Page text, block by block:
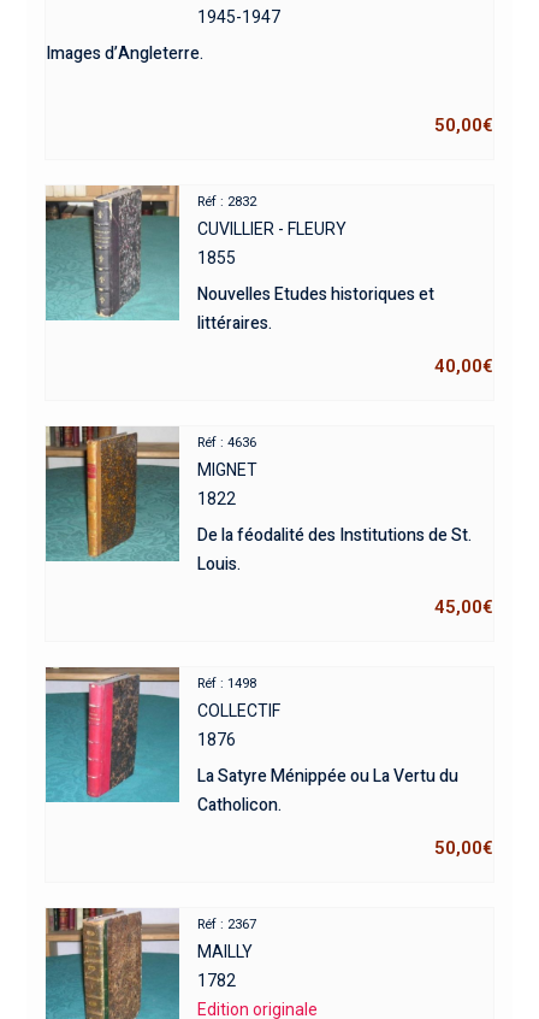
1945-1947
Images d’Angleterre.
50,00€
Réf : 2832
CUVILLIER - FLEURY
1855
Nouvelles Etudes historiques et
littéraires.
40,00€
Réf : 4636
MIGNET
1822
De la féodalité des Institutions de St.
Louis.
45,00€
Réf : 1498
COLLECTIF
1876
La Satyre Ménippée ou La Vertu du
Catholicon.
50,00€
Réf : 2367
MAILLY
1782
Edition originale